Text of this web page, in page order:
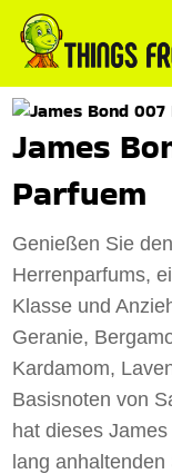
James
Parfuem
Genießen Sie
Herrenparfums,
Klasse und
Geranie,
Kardamom,
Basisnoten von
hat dieses
lang